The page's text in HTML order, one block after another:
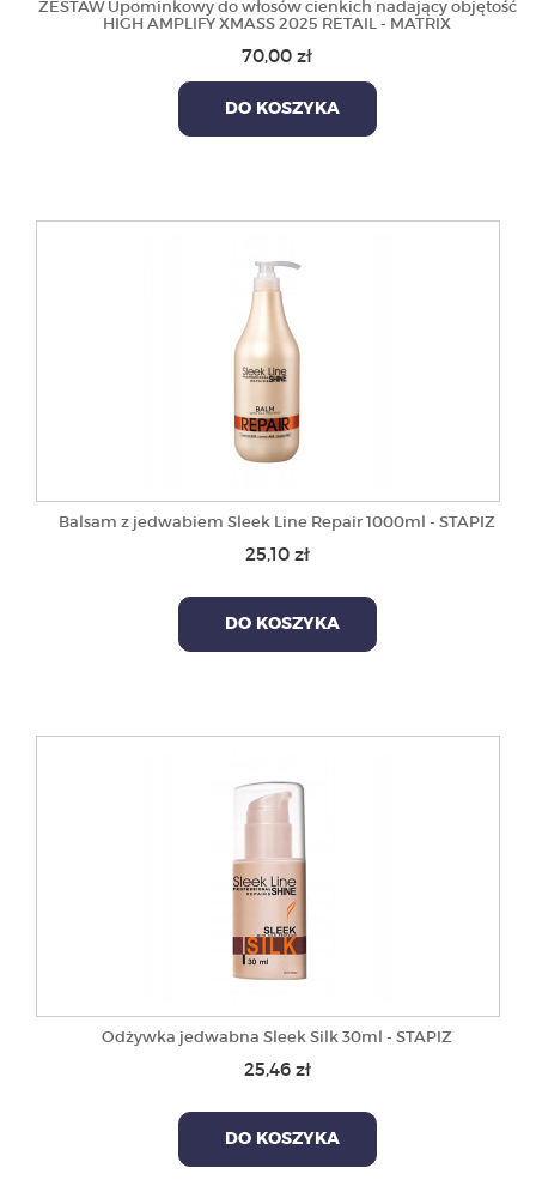
ZESTAW Upominkowy do włosów cienkich nadający objętość
HIGH AMPLIFY XMASS 2025 RETAIL - MATRIX
70,00 zł
DO KOSZYKA
Balsam z jedwabiem Sleek Line Repair 1000ml - STAPIZ
25,10 zł
DO KOSZYKA
Odżywka jedwabna Sleek Silk 30ml - STAPIZ
25,46 zł
DO KOSZYKA